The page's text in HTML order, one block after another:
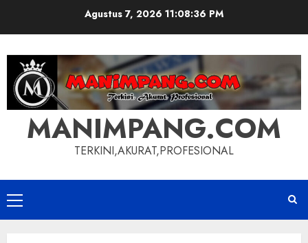
Agustus 7, 2026 11:08:36 PM
MANIMPANG.COM
TERKINI,AKURAT,PROFESIONAL
Primary
Menu